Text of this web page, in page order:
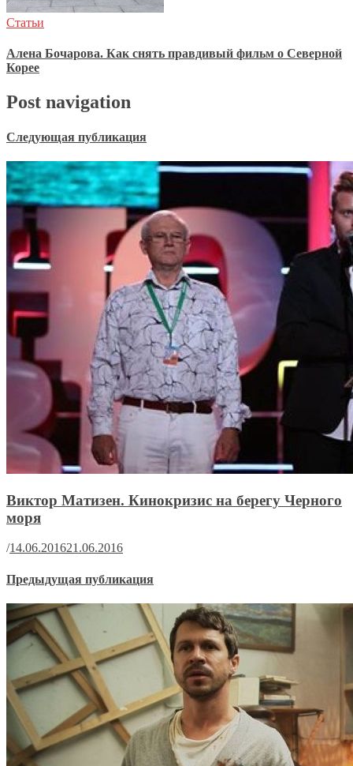
Статьи
Алена Бочарова. Как снять правдивый фильм о Северной
Корее
Post navigation
Следующая публикация
Виктор Матизен. Кинокризис на берегу Черного
моря
/14.06.201621.06.2016
Предыдущая публикация